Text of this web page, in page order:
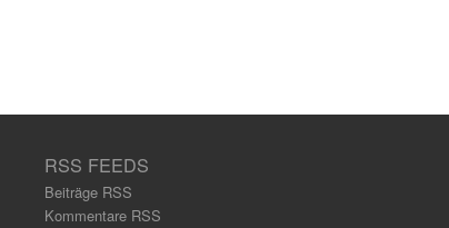
RSS FEEDS
Beiträge RSS
Kommentare RSS